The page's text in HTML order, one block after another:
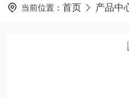
当前位置： 首页 产品中